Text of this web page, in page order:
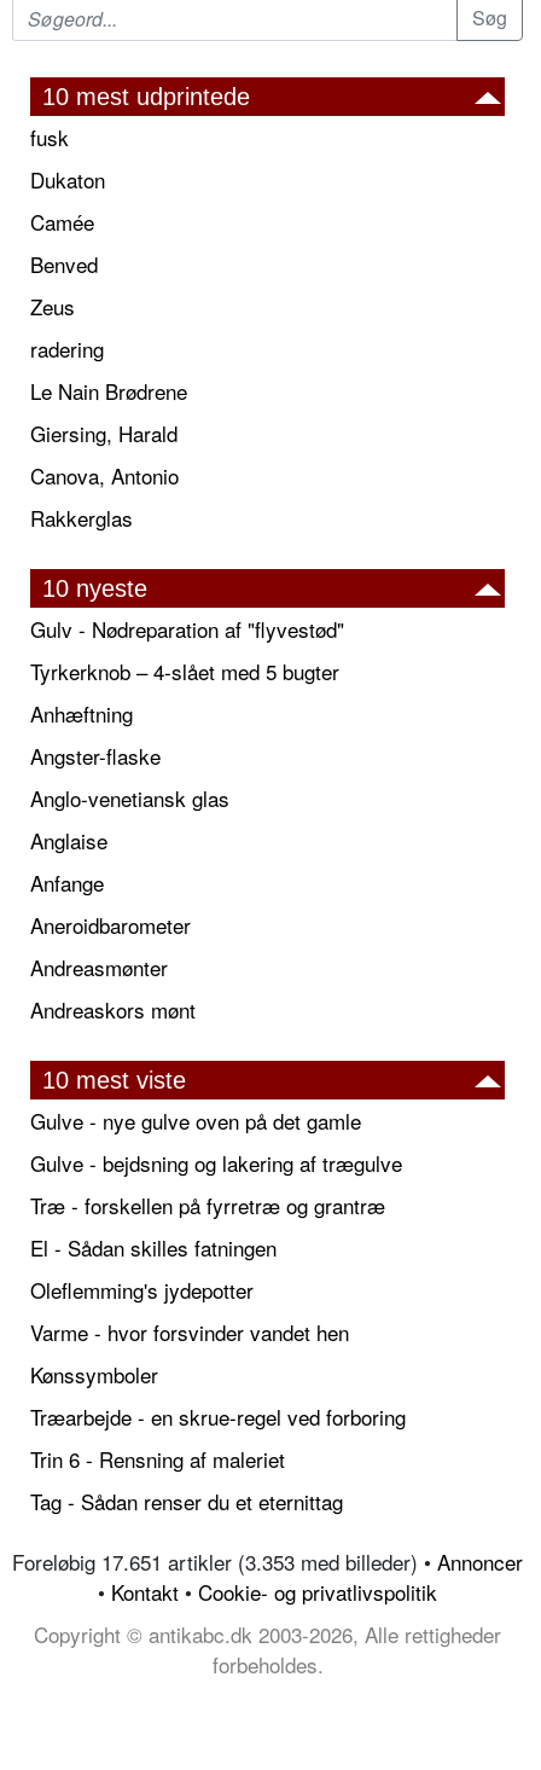
10 mest udprintede
fusk
Dukaton
Camée
Benved
Zeus
radering
Le Nain Brødrene
Giersing, Harald
Canova, Antonio
Rakkerglas
10 nyeste
Gulv - Nødreparation af "flyvestød"
Tyrkerknob – 4-slået med 5 bugter
Anhæftning
Angster-flaske
Anglo-venetiansk glas
Anglaise
Anfange
Aneroidbarometer
Andreasmønter
Andreaskors mønt
10 mest viste
Gulve - nye gulve oven på det gamle
Gulve - bejdsning og lakering af trægulve
Træ - forskellen på fyrretræ og grantræ
El - Sådan skilles fatningen
Oleflemming's jydepotter
Varme - hvor forsvinder vandet hen
Kønssymboler
Træarbejde - en skrue-regel ved forboring
Trin 6 - Rensning af maleriet
Tag - Sådan renser du et eternittag
Foreløbig 17.651 artikler (3.353 med billeder) • Annoncer
• Kontakt • Cookie- og privatlivspolitik
Copyright © antikabc.dk 2003-2026, Alle rettigheder
forbeholdes.